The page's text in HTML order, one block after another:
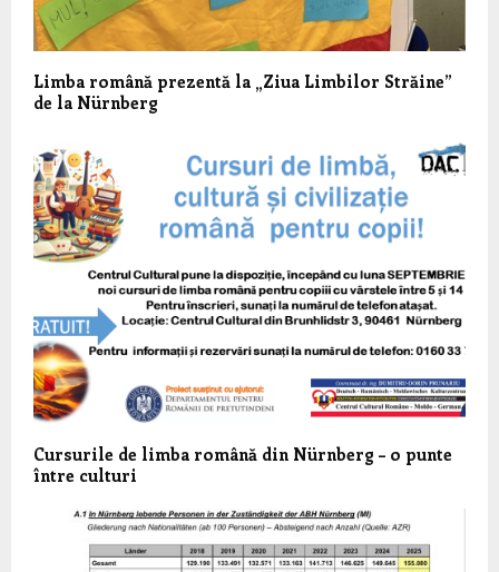
Limba română prezentă la „Ziua Limbilor Străine”
de la Nürnberg
Cursurile de limba română din Nürnberg – o punte
între culturi